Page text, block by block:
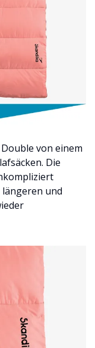
von einem
Die
und